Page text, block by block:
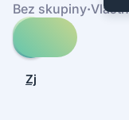
Bez skupiny·
Prohledej
cesty
Zjistit,